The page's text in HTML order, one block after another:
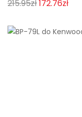
215.95zł172.76zł